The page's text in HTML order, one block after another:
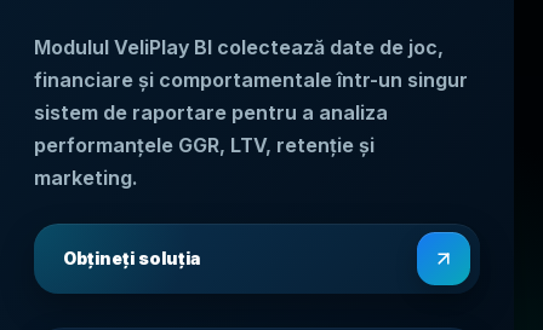
Modulul VeliPlay BI colectează date de joc,
financiare și comportamentale într-un singur
sistem de raportare pentru a analiza
performanțele GGR, LTV, retenție și
marketing.
Obțineți soluția